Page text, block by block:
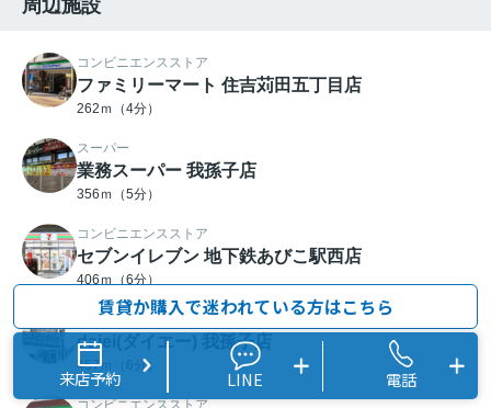
周辺施設
コンビニエンスストア
ファミリーマート 住吉苅田五丁目店
262ｍ（4分）
スーパー
業務スーパー 我孫子店
356ｍ（5分）
コンビニエンスストア
セブンイレブン 地下鉄あびこ駅西店
406ｍ（6分）
スーパー
daiei(ダイエー) 我孫子店
457ｍ（6分）
賃貸か購入で迷われている方はこちら
来店予約 LINE 電話